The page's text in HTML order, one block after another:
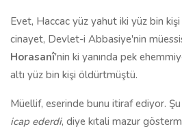
Evet, Haccac yüz yahut iki yüz bin
cinayet, Devlet-i Abbasiye'nin
Horasanî'nin ki yanında pek
altı yüz bin kişi öldürtmüştü.
Müellif, eserinde bunu itiraf ediyor.
icap ederdi, diye kıtali mazur